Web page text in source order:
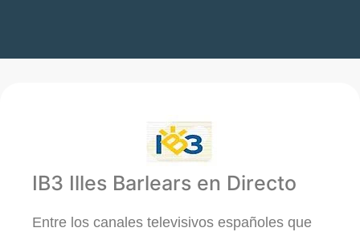
IB3 Illes Barlears en Directo
Entre los canales televisivos españoles que